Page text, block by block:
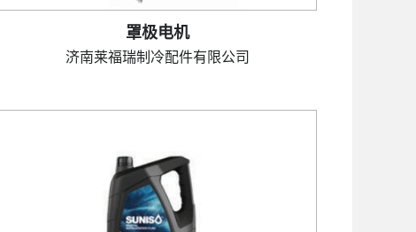
罩极电机
济南莱福瑞制冷配件有限公司